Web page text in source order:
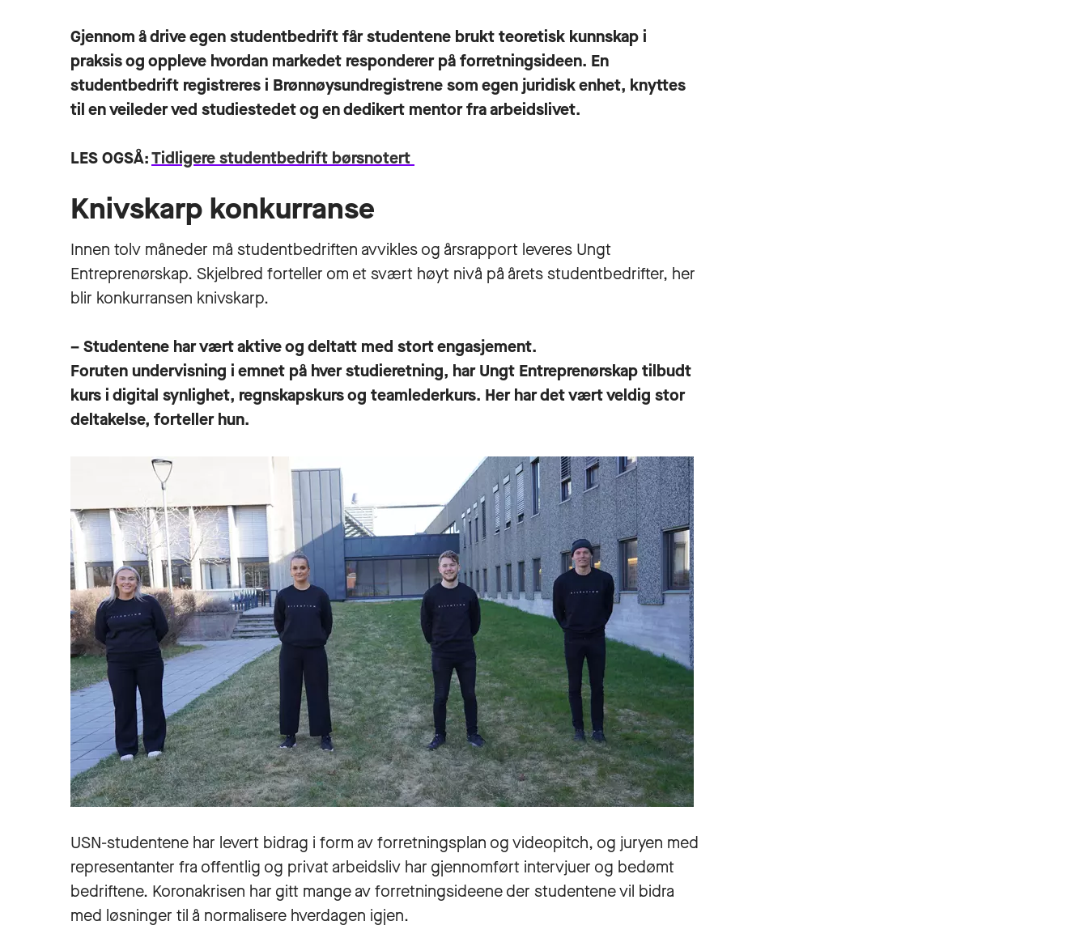
Gjennom å drive egen studentbedrift får studentene brukt teoretisk kunnskap i
praksis og oppleve hvordan markedet responderer på forretningsideen. En
studentbedrift registreres i Brønnøysundregistrene som egen juridisk enhet, knyttes
til en veileder ved studiestedet og en dedikert mentor fra arbeidslivet.
LES OGSÅ:Tidligere studentbedrift børsnotert
Knivskarp konkurranse
Innen tolv måneder må studentbedriften avvikles og årsrapport leveres Ungt
Entreprenørskap. Skjelbred forteller om et svært høyt nivå på årets studentbedrifter, her
blir konkurransen knivskarp.
– Studentene har vært aktive og deltatt med stort engasjement.
Foruten undervisning i emnet på hver studieretning, har Ungt Entreprenørskap tilbudt
kurs i digital synlighet, regnskapskurs og teamlederkurs. Her har det vært veldig stor
deltakelse, forteller hun.
USN-studentene har levert bidrag i form av forretningsplan og videopitch, og juryen med
representanter fra offentlig og privat arbeidsliv har gjennomført intervjuer og bedømt
bedriftene. Koronakrisen har gitt mange av forretningsideene der studentene vil bidra
med løsninger til å normalisere hverdagen igjen.